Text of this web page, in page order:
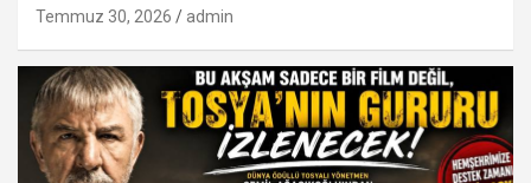
Temmuz 30, 2026 admin